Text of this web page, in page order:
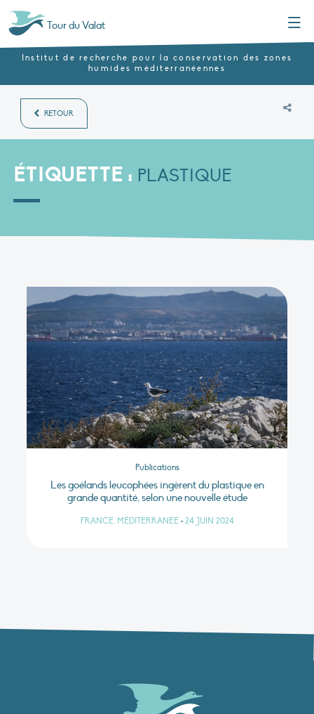
Tour du Valat
Institut de recherche pour la conservation des zones
humides méditerranéennes
RETOUR
ÉTIQUETTE : PLASTIQUE
Publications
Les goélands leucophées ingèrent du plastique en
grande quantité, selon une nouvelle étude
FRANCE, MÉDITERRANÉE • 24 JUIN 2024